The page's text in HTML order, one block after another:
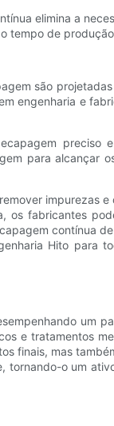
elimina a
tempo de
são
engenharia e
preciso
para alcançar
impurezas
os fabricantes
contínua
Hito para
um
e tratamentos
finais, mas
o um